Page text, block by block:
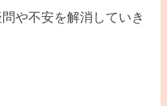
や不安を解消していき